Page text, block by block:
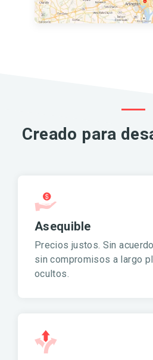
Creado para
Asequible
Precios justos. Sin
sin compromisos a largo
ocultos.